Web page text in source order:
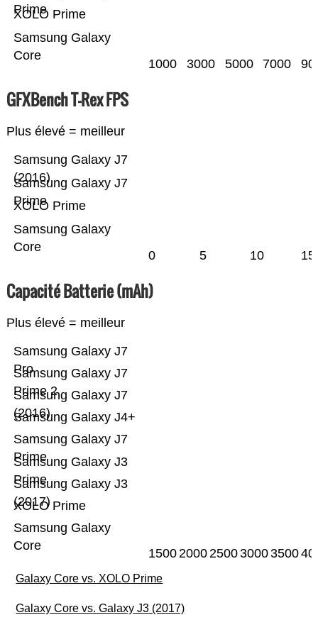
Samsung Galaxy
Core
XOLO Prime
Prime
1000 3000 5000 7000
GFXBench T-Rex FPS
Plus élevé = meilleur
Samsung Galaxy
Core
XOLO Prime
Samsung Galaxy J7
Prime
Samsung Galaxy J7
(2016)
0 5 10 15
Capacité Batterie (mAh)
Plus élevé = meilleur
Samsung Galaxy
Core
XOLO Prime
Samsung Galaxy J3
(2017)
Samsung Galaxy J3
Prime
Samsung Galaxy J7
Prime
Samsung Galaxy J4+
Samsung Galaxy J7
(2016)
Samsung Galaxy J7
Prime 2
Samsung Galaxy J7
Pro
15002000250030003500
Galaxy Core vs. XOLO Prime
Galaxy Core vs. Galaxy J3 (2017)